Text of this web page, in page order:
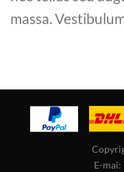
massa.
E-